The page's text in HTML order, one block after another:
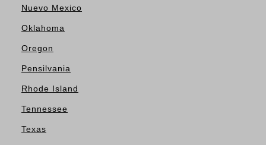
Nuevo Mexico
Oklahoma
Oregon
Pensilvania
Rhode Island
Tennessee
Texas